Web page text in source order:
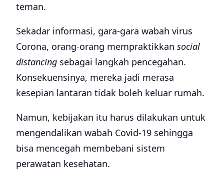
teman.
Sekadar informasi, gara-gara wabah virus
Corona, orang-orang mempraktikkan social
distancing sebagai langkah pencegahan.
Konsekuensinya, mereka jadi merasa
kesepian lantaran tidak boleh keluar rumah.
Namun, kebijakan itu harus dilakukan untuk
mengendalikan wabah Covid-19 sehingga
bisa mencegah membebani sistem
perawatan kesehatan.